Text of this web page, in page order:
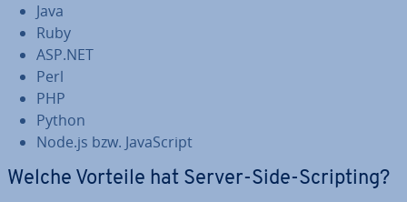
Java
Ruby
ASP.NET
Perl
PHP
Python
Node.js bzw. Ja­va­Script
Welche Vorteile hat Server-Side-Scripting?